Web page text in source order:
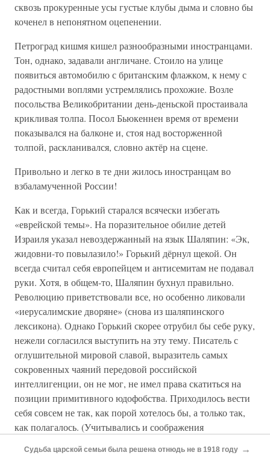
сквозь прокуренные усы густые клубы дыма и словно бы
коченел в непонятном оцепенении.
Петроград кишмя кишел разнообразными иностранцами.
Тон, однако, задавали англичане. Стоило на улице
появиться автомобилю с британским флажком, к нему с
радостными воплями устремлялись прохожие. Возле
посольства Великобритании день-деньской простаивала
крикливая толпа. Посол Бьюкеннен время от времени
показывался на балконе и, стоя над восторженной
толпой, раскланивался, словно актёр на сцене.
Привольно и легко в те дни жилось иностранцам во
взбаламученной России!
Как и всегда, Горький старался всячески избегать
«еврейской темы». На поразительное обилие детей
Израиля указал невоздержанный на язык Шаляпин: «Эк,
жидовни-то повылазило!» Горький дёрнул щекой. Он
всегда считал себя европейцем и антисемитам не подавал
руки. Хотя, в общем-то, Шаляпин бухнул правильно.
Революцию приветствовали все, но особенно ликовали
«иерусалимские дворяне» (снова из шаляпинского
лексикона). Однако Горький скорее отрубил бы себе руку,
нежели согласился выступить на эту тему. Писатель с
оглушительной мировой славой, выразитель самых
сокровенных чаяний передовой российской
интеллигенции, он не мог, не имел права скатиться на
позиции примитивного юдофобства. Приходилось вести
себя совсем не так, как порой хотелось бы, а только так,
как полагалось. (Учитывались и соображения
за свои обильно издаваемые сочинения Горький получал
Судьба царской семьи была решена отнюдь не в 1918 году →